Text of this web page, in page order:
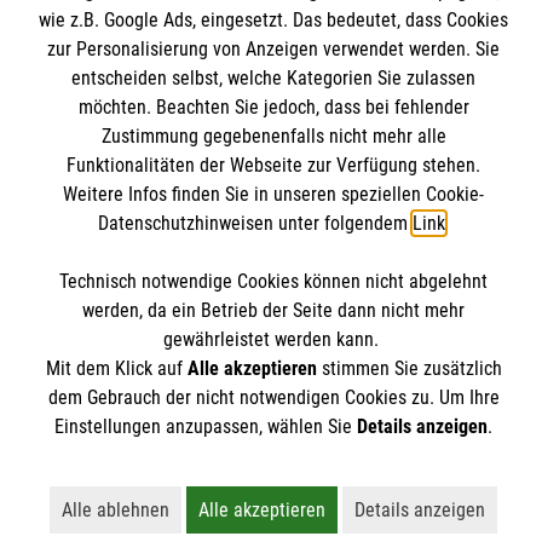
und B sowie einer Assistenz in einem EH-Kurs
bildet Block C den Abschluss der
Seminarreihe. Insgesamt abgeschlossen wird
die Ausbilder-Ausbildung durch mindestens
eine begleitete Kursdurchführung vor Ort.
werden können.
Kontakt
Impressum
Datenschutz
Barrierefreiheit
Malteser online
Malteserorden
Malteser Jugend
Malteser International
Mediathek
Spendenkonto
Empfänger: Malteser Hilfsdienst e.V.
IBAN: DE103 7060 120 120 120 0001 2
BIC: GENODED 1PA7
Soziale Netzwerke
Der Malteser Hilfsdienst e.V. ist als eingetragene
gemeinnützige Organisation von der Körperschaft- und
wie z.B. Google Ads, eingesetzt. Das bedeutet, dass Cookies
zur Personalisierung von Anzeigen verwendet werden. Sie
entscheiden selbst, welche Kategorien Sie zulassen
möchten. Beachten Sie jedoch, dass bei fehlender
Zustimmung gegebenenfalls nicht mehr alle
Funktionalitäten der Webseite zur Verfügung stehen.
Weitere Infos finden Sie in unseren speziellen Cookie-
Datenschutzhinweisen unter folgendem Link.
Technisch notwendige Cookies können nicht abgelehnt
werden, da ein Betrieb der Seite dann nicht mehr
gewährleistet werden kann.
Mit dem Klick auf Alle akzeptierenstimmen Sie zusätzlich
dem Gebrauch der nicht notwendigen Cookies zu. Um Ihre
Einstellungen anzupassen, wählen Sie Details anzeigen.
Alle ablehnen
Lehnt alle nicht-essentiellen Cookies ab
Alle akzeptieren
Akzeptiert alle Cookies
Details anzeigen